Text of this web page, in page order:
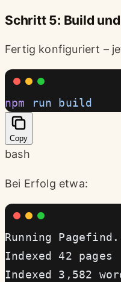
Schritt 5: Build
Fertig konfiguriert –
npm run build
Copy
bash
Bei Erfolg etwa:
Running
Indexed 42 pages
Indexed 3,582